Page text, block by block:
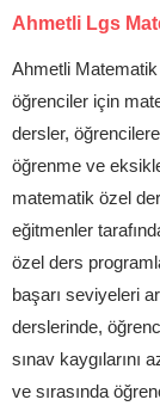
Ahmetli Lgs
Ahmetli Matematik
öğrenciler için
dersler,
öğrenme ve
matematik özel
eğitmenler
özel ders
başarı seviyeleri
derslerinde,
sınav kaygılarını
ve sırasında